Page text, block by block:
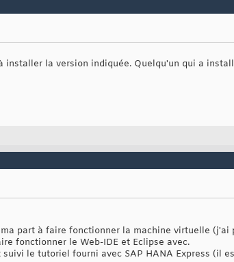
installer la version indiquée. Quelqu'un qui a
part à faire fonctionner la machine virtuelle
fonctionner le Web-IDE et Eclipse avec.
le tutoriel fourni avec SAP HANA Express (il